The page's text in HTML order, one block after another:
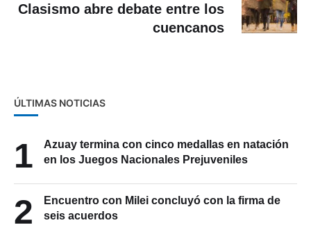
Clasismo abre debate entre los
cuencanos
ÚLTIMAS NOTICIAS
1
Azuay termina con cinco medallas en natación
en los Juegos Nacionales Prejuveniles
2
Encuentro con Milei concluyó con la firma de
seis acuerdos